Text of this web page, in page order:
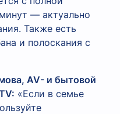
— актуально
Также есть
и полоскания с
AV- и бытовой
«Если в семье